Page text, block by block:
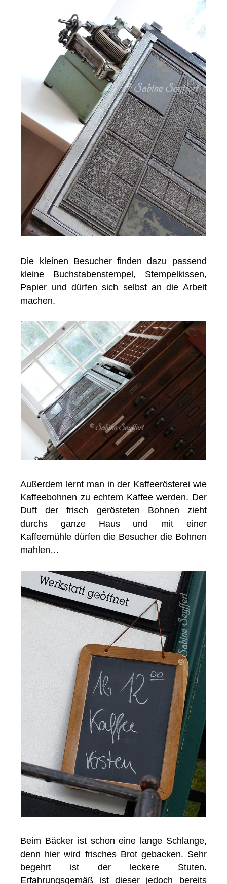
Die kleinen Besucher finden dazu passend
kleine Buchstabenstempel, Stempelkissen,
Papier und dürfen sich selbst an die Arbeit
machen.
Außerdem lernt man in der Kaffeerösterei wie
Kaffeebohnen zu echtem Kaffee werden. Der
Duft der frisch gerösteten Bohnen zieht
durchs ganze Haus und mit einer
Kaffeemühle dürfen die Besucher die Bohnen
mahlen…
Beim Bäcker ist schon eine lange Schlange,
denn hier wird frisches Brot gebacken. Sehr
begehrt ist der leckere Stuten.
Erfahrungsgemäß ist dieser jedoch bereits